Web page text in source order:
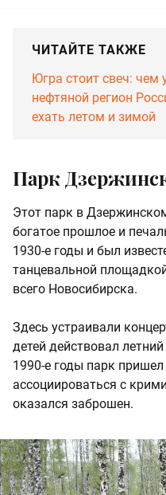
ЧИТАЙТЕ ТАКЖЕ
Югра стоит свеч: чем
нефтяной регион
ехать летом и зимой
Парк
Этот парк в
богатое прошлое и
1930-е годы и был
танцевальной
всего Новосибирска.
Здесь устраивали
детей действовал
1990-е годы парк
ассоциироваться с
оказался заброшен.